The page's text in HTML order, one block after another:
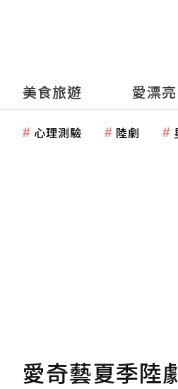
美食旅遊 愛漂亮
心理測驗 陸劇
愛奇藝夏季陸